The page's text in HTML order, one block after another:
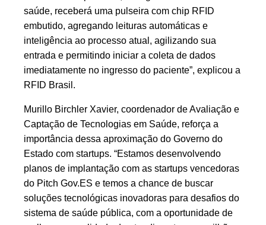
saúde, receberá uma pulseira com chip RFID
embutido, agregando leituras automáticas e
inteligência ao processo atual, agilizando sua
entrada e permitindo iniciar a coleta de dados
imediatamente no ingresso do paciente”, explicou a
RFID Brasil.
Murillo Birchler Xavier, coordenador de Avaliação e
Captação de Tecnologias em Saúde, reforça a
importância dessa aproximação do Governo do
Estado com startups. “Estamos desenvolvendo
planos de implantação com as startups vencedoras
do Pitch Gov.ES e temos a chance de buscar
soluções tecnológicas inovadoras para desafios do
sistema de saúde pública, com a oportunidade de